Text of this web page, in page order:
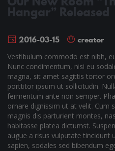
Hangar” Released
2016-03-15 creator
Vestibulum commodo est nibh,
Nunc condimentum, nisi eu
magna, sit amet sagittis tortor
porttitor ipsum ut sollicitudin.
fermentum ante non semper.
ornare dignissim ut at velit. Cum
magnis dis parturient montes,
habitasse platea dictumst.
augue a risus vulputate tincidunt
sapien, sodales sed bibendum